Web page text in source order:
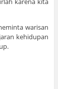
warisan
kehidupan